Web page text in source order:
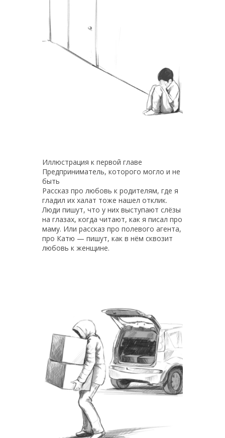
Иллюстрация к первой главе
Предприниматель, которого могло и не
быть
Рассказ про любовь к родителям, где я
гладил их халат тоже нашел отклик.
Люди пишут, что у них выступают слёзы
на глазах, когда читают, как я писал про
маму. Или рассказ про полевого агента,
про Катю — пишут, как в нём сквозит
любовь к женщине.